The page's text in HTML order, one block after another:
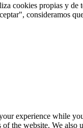
cookies propias y de
consideramos
experience while
the website. We also